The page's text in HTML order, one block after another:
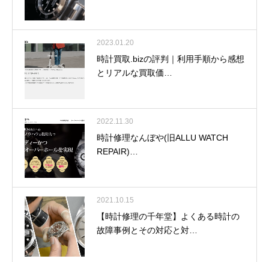
2023.01.20
時計買取.bizの評判｜利用手順から感想
とリアルな買取価…
2022.11.30
時計修理なんぼや(旧ALLU WATCH
REPAIR)…
2021.10.15
【時計修理の千年堂】よくある時計の
故障事例とその対応と対…